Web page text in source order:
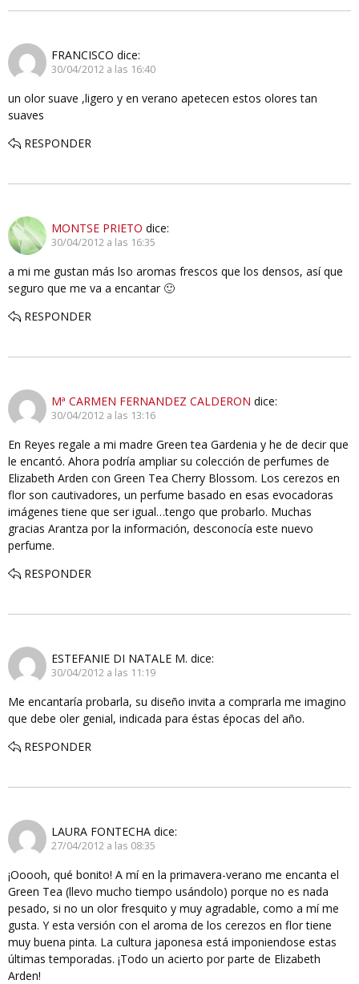
FRANCISCO dice:
30/04/2012 a las 16:40
un olor suave ,ligero y en verano apetecen estos olores tan
suaves
RESPONDER
MONTSE PRIETO dice:
30/04/2012 a las 16:35
a mi me gustan más lso aromas frescos que los densos, así que
seguro que me va a encantar 🙂
RESPONDER
Mª CARMEN FERNANDEZ CALDERON dice:
30/04/2012 a las 13:16
En Reyes regale a mi madre Green tea Gardenia y he de decir que
le encantó. Ahora podría ampliar su colección de perfumes de
Elizabeth Arden con Green Tea Cherry Blossom. Los cerezos en
flor son cautivadores, un perfume basado en esas evocadoras
imágenes tiene que ser igual…tengo que probarlo. Muchas
gracias Arantza por la información, desconocía este nuevo
perfume.
RESPONDER
ESTEFANIE DI NATALE M. dice:
30/04/2012 a las 11:19
Me encantaría probarla, su diseño invita a comprarla me imagino
que debe oler genial, indicada para éstas épocas del año.
RESPONDER
LAURA FONTECHA dice:
27/04/2012 a las 08:35
¡Ooooh, qué bonito! A mí en la primavera-verano me encanta el
Green Tea (llevo mucho tiempo usándolo) porque no es nada
pesado, si no un olor fresquito y muy agradable, como a mí me
gusta. Y esta versión con el aroma de los cerezos en flor tiene
muy buena pinta. La cultura japonesa está imponiendose estas
últimas temporadas. ¡Todo un acierto por parte de Elizabeth
Arden!